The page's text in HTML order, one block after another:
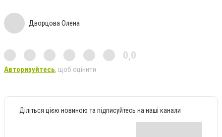
Дворцова Олена
0,0
Авторизуйтесь, щоб оцінити
Діліться цією новиною та підписуйтесь на наші канали